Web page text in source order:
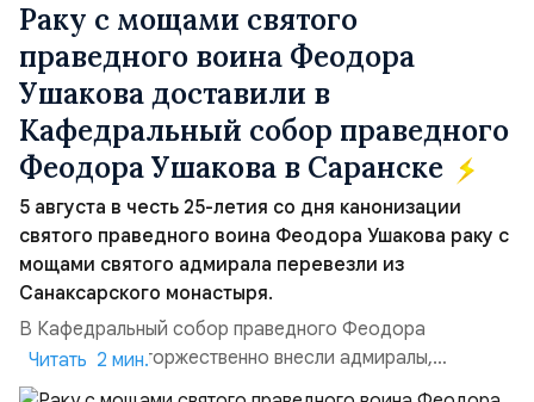
Раку с мощами святого
праведного воина Феодора
Ушакова доставили в
Кафедральный собор праведного
Феодора Ушакова в Саранске
5 августа в честь 25-летия со дня канонизации
святого праведного воина Феодора Ушакова раку с
мощами святого адмирала перевезли из
Санаксарского монастыря.
В Кафедральный собор праведного Феодора
Ушакова раку торжественно внесли адмиралы,
участвовавшие в канонизации святого праведного
Читать 2 мин.